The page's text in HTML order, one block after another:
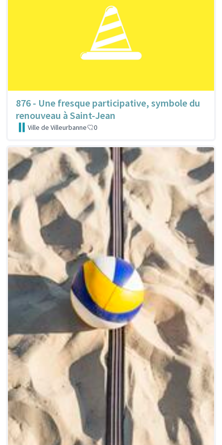
876 - Une fresque participative, symbole du
renouveau à Saint-Jean
Ville de Villeurbanne 0